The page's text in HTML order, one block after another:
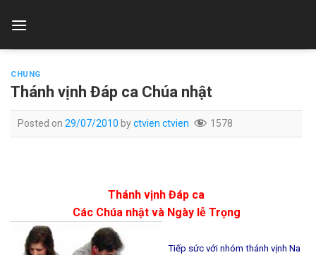
CHUNG
Thánh vịnh Đáp ca Chúa nhật
Posted on 29/07/2010 byctvien ctvien 1578
Thánh vịnh Đáp ca
Các Chúa nhật và Ngày lễ Trọng
Tiếp sức với nhóm thánh vịnh Na